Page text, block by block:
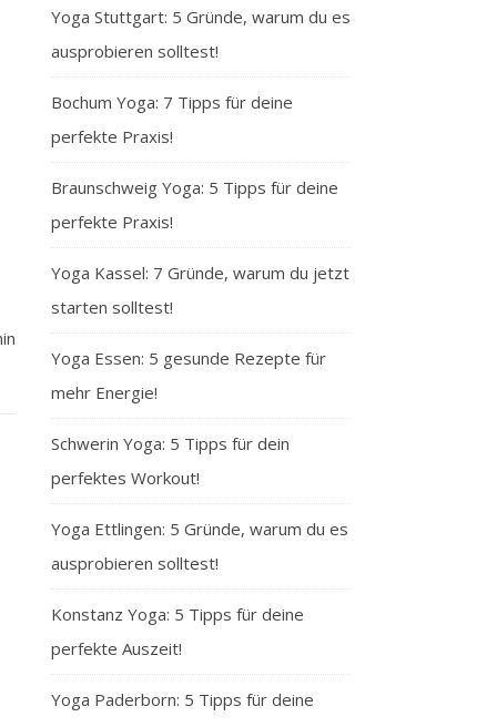
Yoga Stuttgart: 5 Gründe, warum du es
ausprobieren solltest!
Bochum Yoga: 7 Tipps für deine
perfekte Praxis!
Braunschweig Yoga: 5 Tipps für deine
perfekte Praxis!
Yoga Kassel: 7 Gründe, warum du jetzt
starten solltest!
Yoga Essen: 5 gesunde Rezepte für
mehr Energie!
Schwerin Yoga: 5 Tipps für dein
perfektes Workout!
Yoga Ettlingen: 5 Gründe, warum du es
ausprobieren solltest!
Konstanz Yoga: 5 Tipps für deine
perfekte Auszeit!
Yoga Paderborn: 5 Tipps für deine